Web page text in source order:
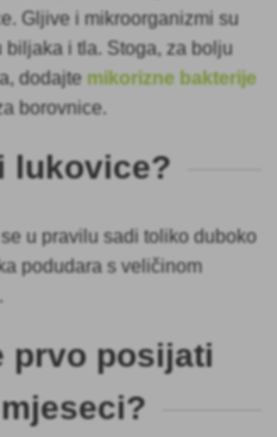
Gljive i mikroorganizmi su
i tla. Stoga, za bolju
dodajtemikorizne bakterije
borovnice.
lukovice?
u pravilu sadi toliko duboko
podudara s veličinom
prvo posijati